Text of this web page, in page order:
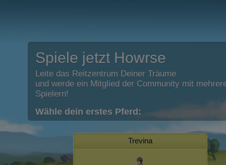
Spiele jetzt Howrse
Leite das Reitzentrum Deiner Träume
und werde ein Mitglied der Community mit
Spielern!
Wähle dein erstes Pferd:
Trevina